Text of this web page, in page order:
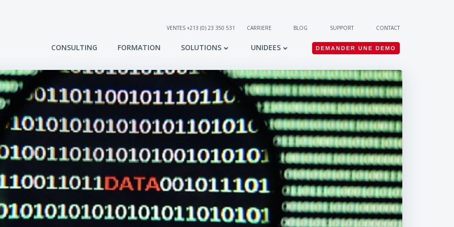
VENTES +213 (0) 23 350 531 CARRIERE BLOG SUPPORT CONTACT
CONSULTING FORMATION SOLUTIONS UNIDEES DEMANDER UNE DEMO